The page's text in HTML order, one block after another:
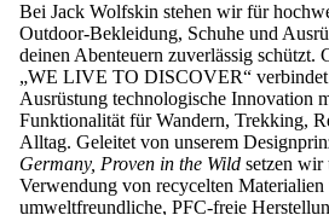
Bei Jack Wolfskin stehen wir für
Outdoor-Bekleidung, Schuhe und
deinen Abenteuern zuverlässig schützt.
„WE LIVE TO DISCOVER“ verbindet
Ausrüstung technologische Innovation
Funktionalität für Wandern, Trekking,
Alltag. Geleitet von unserem
Germany, Proven in the Wild setzen wir
Verwendung von recycelten Materialien
umweltfreundliche, PFC-freie